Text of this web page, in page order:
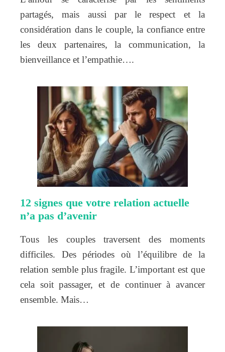
partagés, mais aussi par le respect et la
considération dans le couple, la confiance entre
les deux partenaires, la communication, la
bienveillance et l’empathie….
12 signes que votre relation actuelle
n’a pas d’avenir
Tous les couples traversent des moments
difficiles. Des périodes où l’équilibre de la
relation semble plus fragile. L’important est que
cela soit passager, et de continuer à avancer
ensemble. Mais…